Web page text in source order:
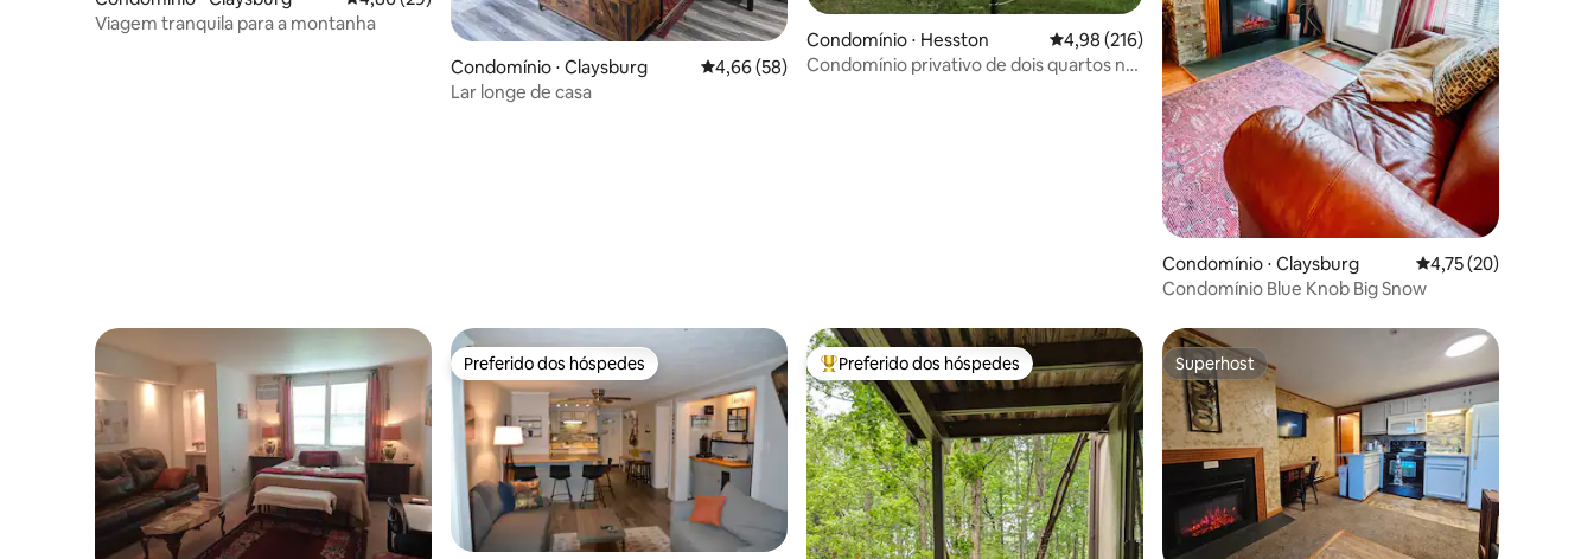
Viagem tranquila para a montanha
Condomínio ⋅ Claysburg
4,66 de uma avaliação média de 5, 58 avaliações
4,66 (58)
Lar longe de casa
Condomínio ⋅ Hesston 4,98 de uma avaliação média de 5, 216 avaliações
4,98 (216)
Condomínio privativo de dois quartos na
Condomínio ⋅ Claysburg 4,75 de uma
4,75 (20)
Condomínio Blue Knob Big Snow
Preferido dos hóspedes
Preferido dos hóspedes Entre os melhores preferidos dos hóspedes
Preferido dos hóspedes Superhost
Superhost